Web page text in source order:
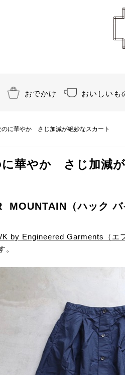
おでかけ おいしいも
のに華やか さじ加減が絶妙なスカート
華やか さじ加減が
MOUNTAIN（ハック
by Engineered Garments（
。